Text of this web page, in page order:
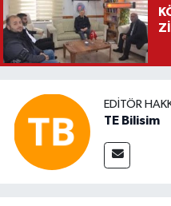
EDITÖR
TE Bilisim